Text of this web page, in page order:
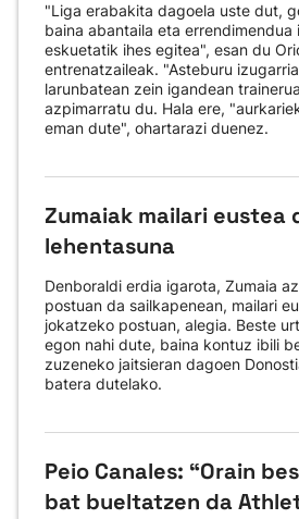
"Liga erabakita dagoela uste dut,
baina abantaila eta errendimendua
eskuetatik ihes egitea", esan du
entrenatzaileak. "Asteburu
larunbatean zein igandean
azpimarratu du. Hala ere,
eman dute", ohartarazi duenez.
Zumaiak mailari eustea
lehentasuna
Denboraldi erdia igarota, Zumaia
postuan da sailkapenean, mailari
jokatzeko postuan, alegia. Beste
egon nahi dute, baina kontuz ibili
zuzeneko jaitsieran dagoen
batera dutelako.
Peio Canales: “Orain
bat bueltatzen da